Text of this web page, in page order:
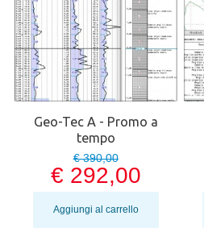
Geo-Tec A - Promo a
tempo
€ 390,00
€ 292,00
Aggiungi al carrello